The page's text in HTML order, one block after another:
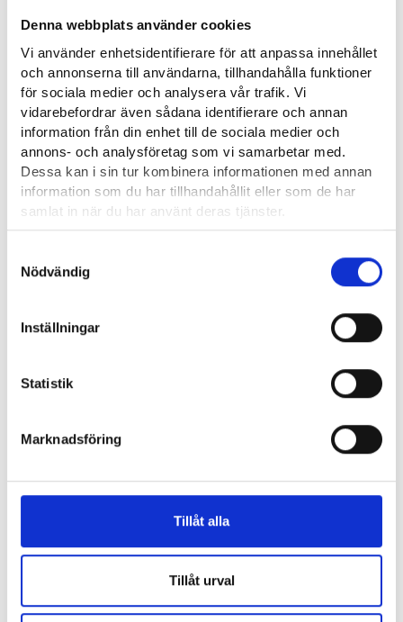
Denna webbplats använder cookies
Vi använder enhetsidentifierare för att anpassa innehållet
och annonserna till användarna, tillhandahålla funktioner
för sociala medier och analysera vår trafik. Vi
vidarebefordrar även sådana identifierare och annan
information från din enhet till de sociala medier och
annons- och analysföretag som vi samarbetar med.
Dessa kan i sin tur kombinera informationen med annan
information som du har tillhandahållit eller som de har
samlat in när du har använt deras tjänster.
Cookies
Nödvändig
Inställningar
Statistik
Marknadsföring
Tillåt alla
Tillåt urval
Lisäksi kartoitetaan, tarvitaanko lisäkoulutusta unelmatyön
saavuttamiseksi, ja tutustutaan eri opiskelumahdollisuuksiin.
Toteutus
Valmennus koostuu ryhmä- ja yksilötapaamisista, jotka
toteutetaan lähi- ja etämuotoisina. Ryhmätapaamiset
kestävät 2–4 tuntia kerrallaan, ja niitä järjestetään 4–6 kertaa.
Valmennus on suunniteltu niin, että se ei estä kokopäivätyön
tekemistä.
Ajankohdat ja toteutus
Työllisyysalue Kympin kunnat: Alajärvi, Alavus, Evijärvi,
Kauhava, Kuortane, Lappajärvi, Lapua, Soini, Vimpeli ja Ähtäri
Ma 6.10.2025 klo 12.00–15.00, tulevien valmennusten
Ma 27.10.2025
Ma 17.11.2025
Ilmoittaudu viimeistään 29.9.2025 tästä linkistä:
ja yrittäjyyshankkeen ilmoittautumislomake